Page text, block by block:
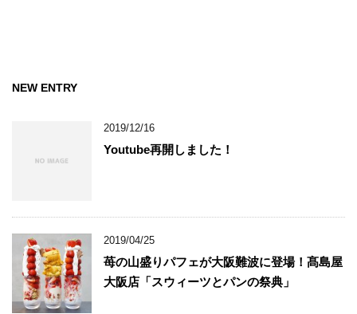
NEW ENTRY
2019/12/16
Youtube再開しました！
2019/04/25
苺の山盛りパフェが大阪難波に登場！髙島屋
大阪店「スウィーツとパンの祭典」